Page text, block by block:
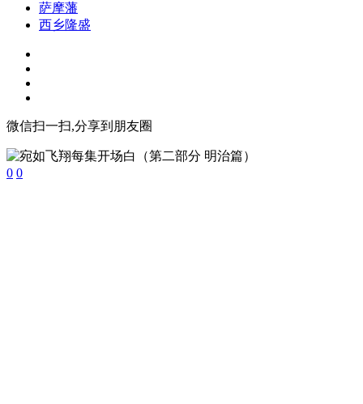
萨摩藩
西乡隆盛
微信扫一扫,分享到朋友圈
0 0